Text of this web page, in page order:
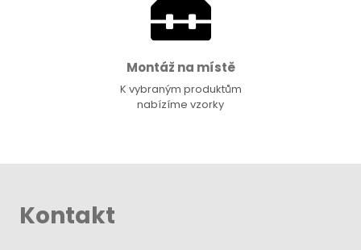
Montáž na místě
K vybraným produktům
nabízíme vzorky
Kontakt